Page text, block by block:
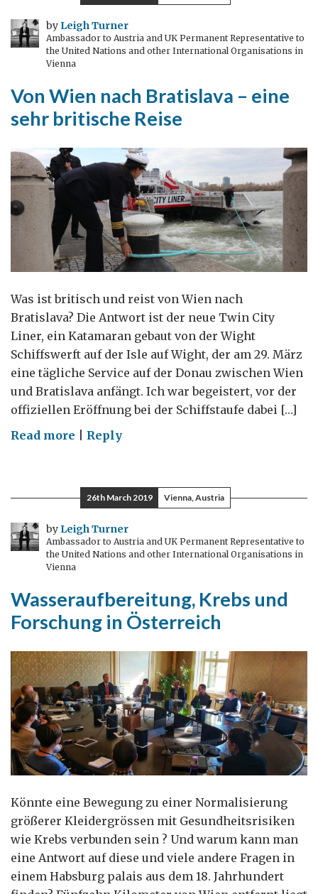
by Leigh Turner
Ambassador to Austria and UK Permanent Representative to
the United Nations and other International Organisations in
Vienna
Von Wien nach Bratislava – eine
sehr britische Reise
Was ist britisch und reist von Wien nach
Bratislava? Die Antwort ist der neue Twin City
Liner, ein Katamaran gebaut von der Wight
Schiffswerft auf der Isle auf Wight, der am 29. März
eine tägliche Service auf der Donau zwischen Wien
und Bratislava anfängt. Ich war begeistert, vor der
offiziellen Eröffnung bei der Schiffstaufe dabei […]
Read more on
nach
Bratislava
–
eine
sehr
Reise
Reply
26th March 2019 Vienna, Austria
by Leigh Turner
Ambassador to Austria and UK Permanent Representative to
the United Nations and other International Organisations in
Vienna
Wasseraufbereitung, Krebs und
Forschung in Österreich
Könnte eine Bewegung zu einer Normalisierung
größerer Kleidergrössen mit Gesundheitsrisiken
wie Krebs verbunden sein ? Und warum kann man
eine Antwort auf diese und viele andere Fragen in
einem Habsburg palais aus dem 18. Jahrhundert